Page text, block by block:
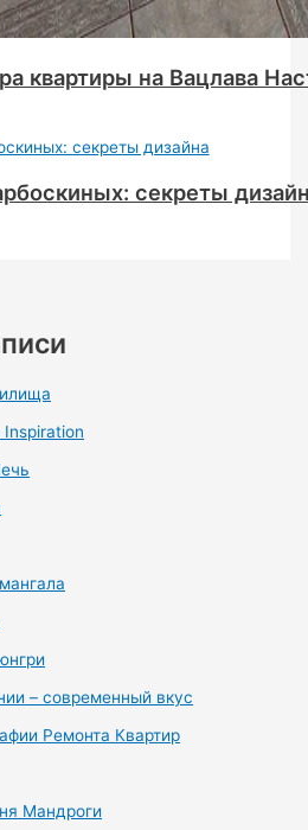
квартиры на Вацлава
секреты
Inspiration
– современный вкус
Ремонта Квартир
Мандроги